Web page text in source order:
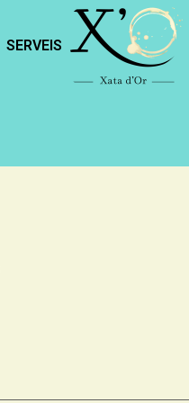
SERVEIS